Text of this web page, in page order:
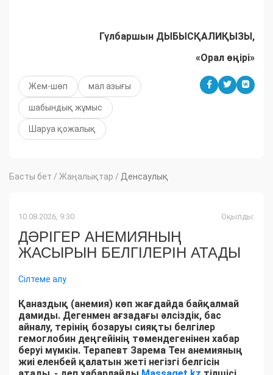
Гүлбаршын ДЫБЫСҚАЛИҚЫЗЫ,
«Орал өңірі»
Жем-шөп мал азығы
шабындық жұмыс
Шаруа қожалық
Басты бет / Жаңалықтар / Денсаулық
10.08.2026, 9:30 Оқылды:
ДӘРІГЕР АНЕМИЯНЫҢ
ЖАСЫРЫН БЕЛГІЛЕРІН АТАДЫ
Сілтеме алу
Қаназдық (анемия) көп жағдайда байқалмай
дамиды. Дегенмен ағзадағы әлсіздік, бас
айналу, терінің бозаруы сияқты белгілер
гемоглобин деңгейінің төмендегенінен хабар
беруі мүмкін. Терапевт Зарема Тен анемияның
жиі еленбей қалатын жеті негізгі белгісін